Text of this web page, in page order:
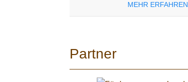
MEHR ERFAHREN
Partner